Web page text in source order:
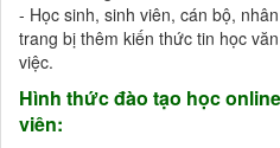
- Học sinh, sinh viên, cán bộ,
trang bị thêm kiến thức tin học
việc.
Hình thức đào tạo học
viên: